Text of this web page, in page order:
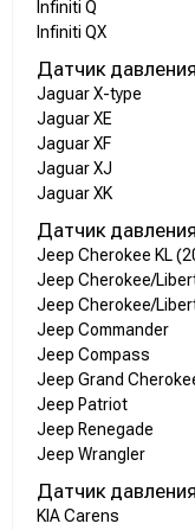
Infiniti Q
Infiniti QX
Датчик
Jaguar X-type
Jaguar XE
Jaguar XF
Jaguar XJ
Jaguar XK
Датчик
Jeep Cherokee KL
Jeep Cherokee/
Jeep Cherokee/
Jeep Commander
Jeep Compass
Jeep Grand
Jeep Patriot
Jeep Renegade
Jeep Wrangler
Датчик
KIA Carens